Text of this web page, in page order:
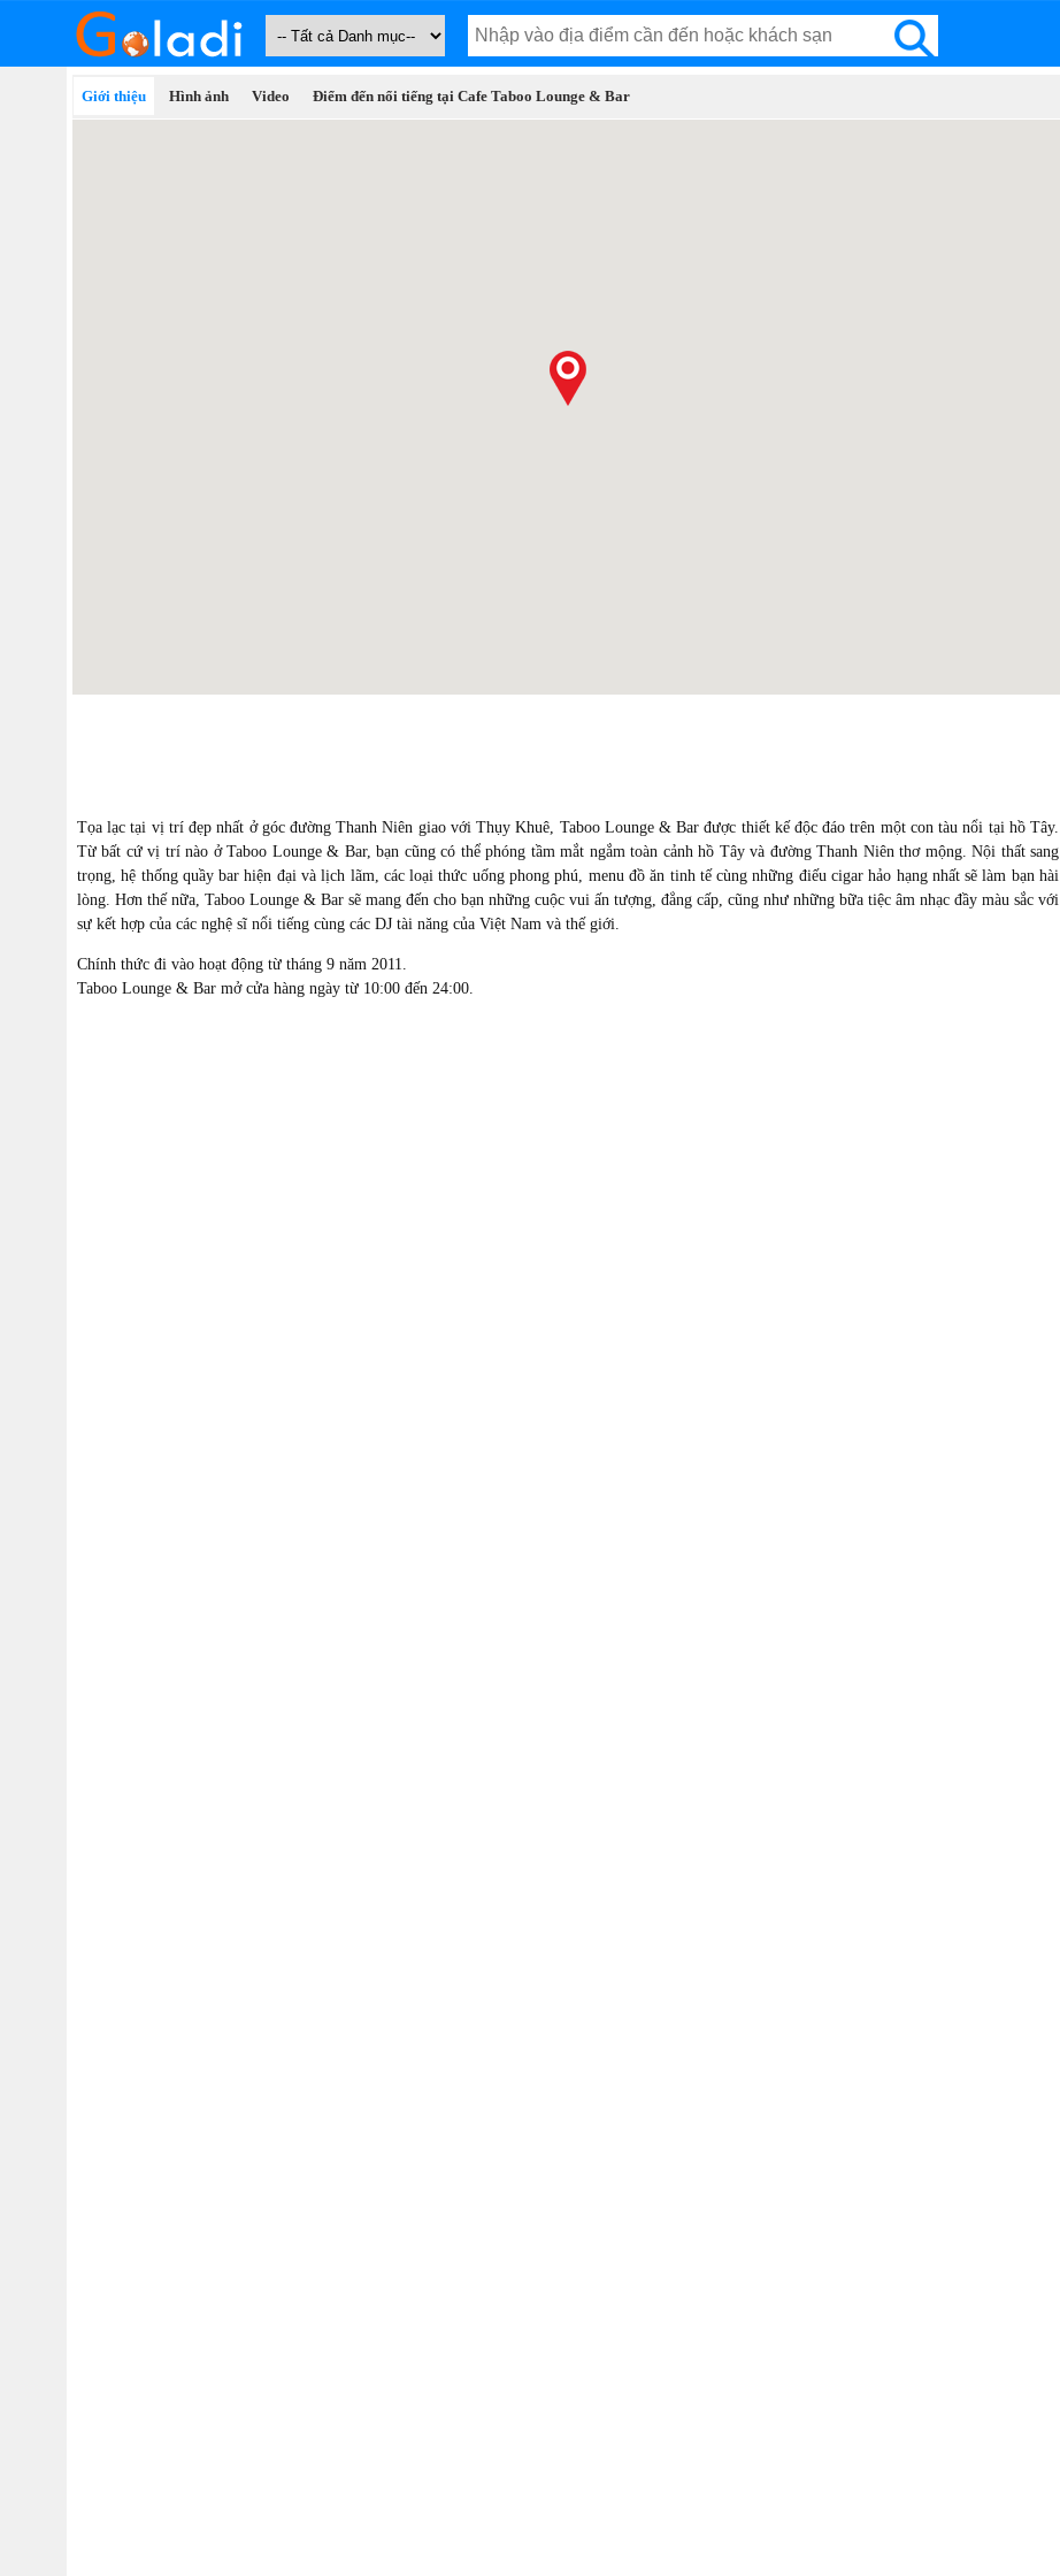
Giới thiệu Hình ảnh Video Điểm đến nổi tiếng tại Cafe Taboo Lounge & Bar
Tọa lạc tại vị trí đẹp nhất ở góc đường Thanh Niên giao với Thụy Khuê, Taboo Lounge & Bar được thiết kế độc đáo trên một con tàu nổi tại hồ Tây.
Từ bất cứ vị trí nào ở Taboo Lounge & Bar, bạn cũng có thể phóng tầm mắt ngắm toàn cảnh hồ Tây và đường Thanh Niên thơ mộng. Nội thất sang
trọng, hệ thống quầy bar hiện đại và lịch lãm, các loại thức uống phong phú, menu đồ ăn tinh tế cùng những điếu cigar hảo hạng nhất sẽ làm bạn hài
lòng. Hơn thế nữa, Taboo Lounge & Bar sẽ mang đến cho bạn những cuộc vui ấn tượng, đẳng cấp, cũng như những bữa tiệc âm nhạc đầy màu sắc với
sự kết hợp của các nghệ sĩ nổi tiếng cùng các DJ tài năng của Việt Nam và thế giới.
Chính thức đi vào hoạt động từ tháng 9 năm 2011.
Taboo Lounge & Bar mở cửa hàng ngày từ 10:00 đến 24:00.